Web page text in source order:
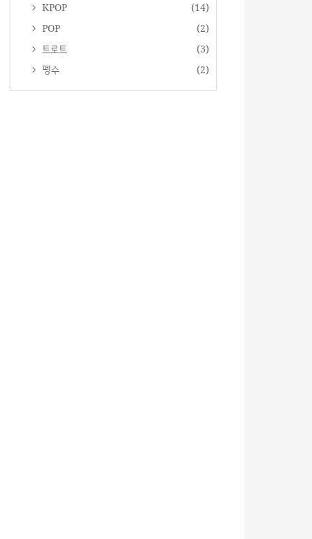
KPOP
(14)
POP
(2)
트로트
(3)
펭수
(2)